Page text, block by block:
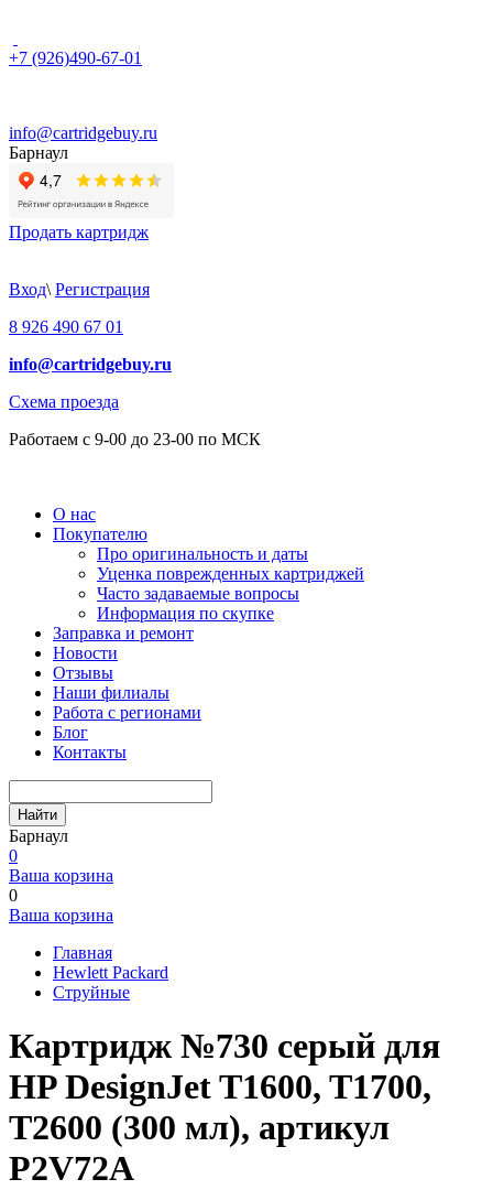
+7 (926)490-67-01
info@cartridgebuy.ru
Барнаул
Продать картридж
Вход\ Регистрация
8 926 490 67 01
info@cartridgebuy.ru
Схема проезда
Работаем с 9-00 до 23-00 по МСК
О нас
Покупателю
Про оригинальность и даты
Уценка поврежденных картриджей
Часто задаваемые вопросы
Информация по скупке
Заправка и ремонт
Новости
Отзывы
Наши филиалы
Работа с регионами
Блог
Контакты
Найти
Барнаул
0
Ваша корзина
0
Ваша корзина
Главная
Hewlett Packard
Струйные
Картридж №730 серый для
HP DesignJet T1600, T1700,
T2600 (300 мл), артикул
P2V72A